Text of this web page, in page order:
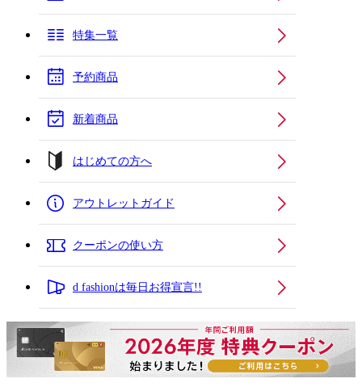
特集一覧
予約商品
新着商品
はじめての方へ
アウトレットガイド
クーポンの使い方
d fashionは毎日お得宣言!!